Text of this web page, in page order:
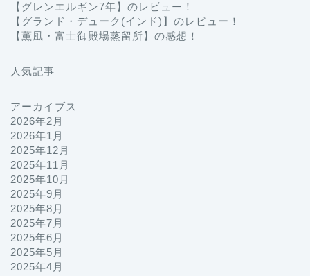
【グレンエルギン7年】のレビュー！
【グランド・デューク(インド)】のレビュー！
【薫風・富士御殿場蒸留所】の感想！
人気記事
アーカイブス
2026年2月
2026年1月
2025年12月
2025年11月
2025年10月
2025年9月
2025年8月
2025年7月
2025年6月
2025年5月
2025年4月